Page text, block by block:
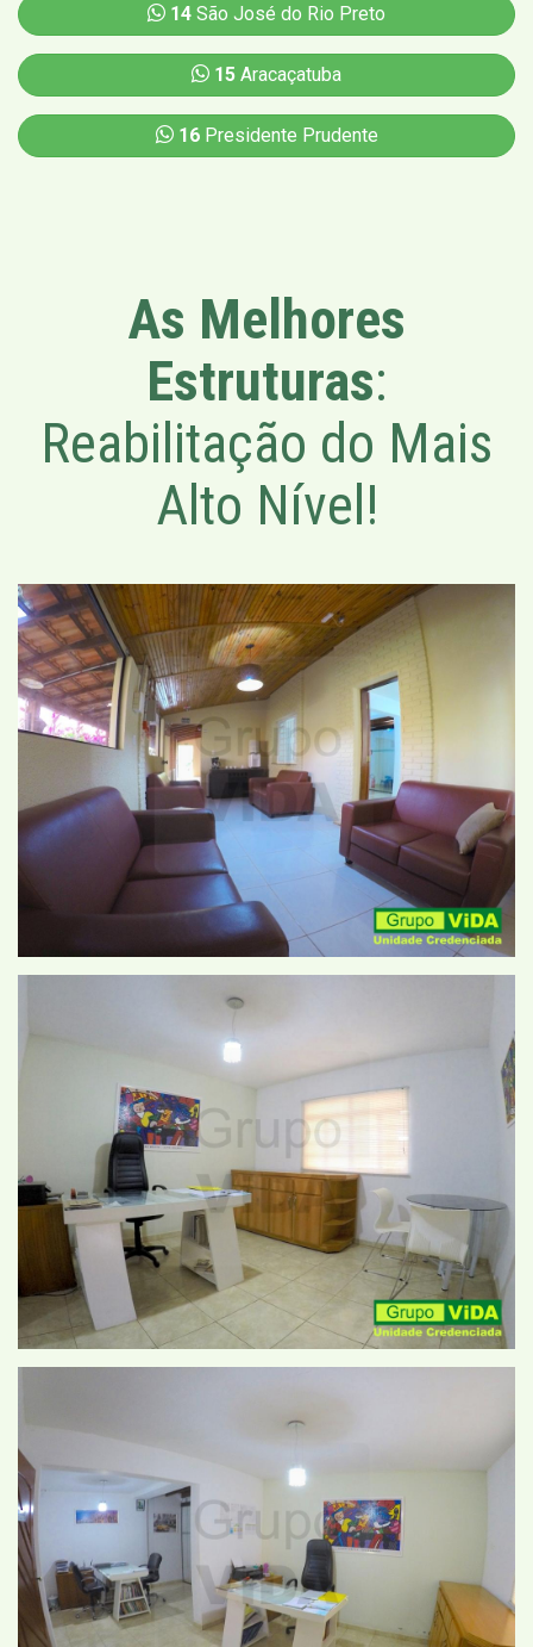
14 São José do Rio Preto
15 Aracaçatuba
16Presidente Prudente
As Melhores
Estruturas:
Reabilitação do Mais
Alto Nível!